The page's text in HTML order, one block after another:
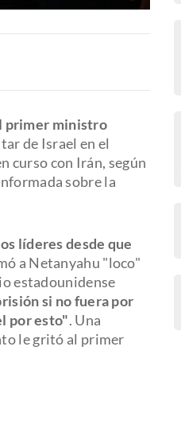
primer ministro
de Israel en el
curso con Irán, según
sobre la
líderes desde que
a Netanyahu "loco"
estadounidense
si no fuera por
por esto". Una
le gritó al primer